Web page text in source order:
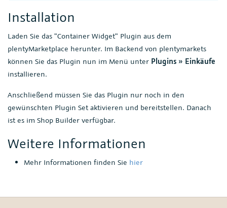
Installation
Laden Sie das "Container Widget" Plugin aus dem
plentyMarketplace herunter. Im Backend von plentymarkets
können Sie das Plugin nun im Menü unter Plugins » Einkäufe
installieren.
Anschließend müssen Sie das Plugin nur noch in den
gewünschten Plugin Set aktivieren und bereitstellen. Danach
ist es im Shop Builder verfügbar.
Weitere Informationen
Mehr Informationen finden Sie hier